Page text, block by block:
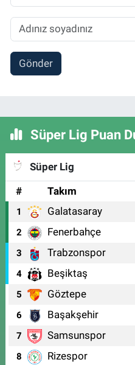
Gönder
Süper Lig Puan
Süper Lig
#
Takım
1 Galatasaray
2 Fenerbahçe
3 Trabzonspor
4 Beşiktaş
5 Göztepe
6 Başakşehir
7 Samsunspor
8 Rizespor